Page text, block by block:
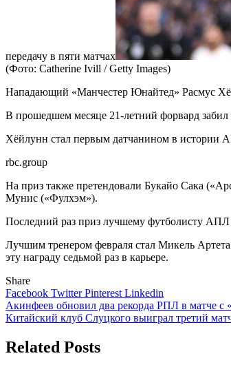
передачу в пяти матчах
(Фото: Catherine Ivill / Getty Images)
Нападающий «Манчестер Юнайтед» Расмус
В прошедшем месяце 21-летний форвард забил
Хёйлунн стал первым датчанином в истории
rbc.group
На приз также претендовали Букайо Сака
Мунис («Фулхэм»).
Последний раз приз лучшему футболисту
Лучшим тренером февраля стал Микель
эту награду седьмой раз в карьере.
Share
Facebook TwitterPinterest Linkedin
Навигация
по
записям
Акинфеев обновил два рекорда РПЛ в матче
Китайский клуб Слуцкого выиграл третий
Related Posts